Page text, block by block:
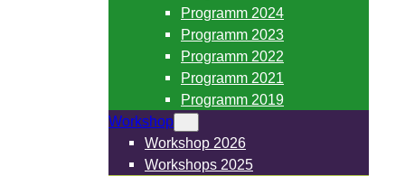
Programm 2024
Programm 2023
Programm 2022
Programm 2021
Programm 2019
Workshop
Workshop 2026
Workshops 2025